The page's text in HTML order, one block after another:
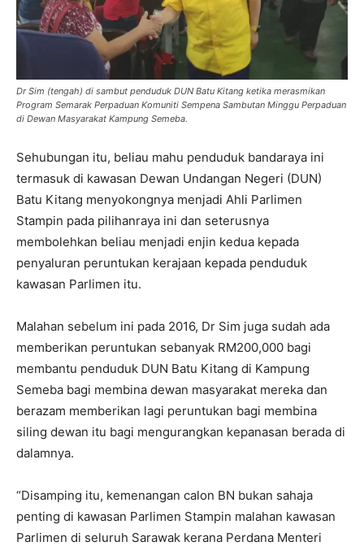
Dr Sim (tengah) di sambut penduduk DUN Batu Kitang ketika merasmikan
Program Semarak Perpaduan Komuniti Sempena Sambutan Minggu Perpaduan
di Dewan Masyarakat Kampung Semeba.
Sehubungan itu, beliau mahu penduduk bandaraya ini
termasuk di kawasan Dewan Undangan Negeri (DUN)
Batu Kitang menyokongnya menjadi Ahli Parlimen
Stampin pada pilihanraya ini dan seterusnya
membolehkan beliau menjadi enjin kedua kepada
penyaluran peruntukan kerajaan kepada penduduk
kawasan Parlimen itu.
Malahan sebelum ini pada 2016, Dr Sim juga sudah ada
memberikan peruntukan sebanyak RM200,000 bagi
membantu penduduk DUN Batu Kitang di Kampung
Semeba bagi membina dewan masyarakat mereka dan
berazam memberikan lagi peruntukan bagi membina
siling dewan itu bagi mengurangkan kepanasan berada di
dalamnya.
“Disamping itu, kemenangan calon BN bukan sahaja
penting di kawasan Parlimen Stampin malahan kawasan
Parlimen di seluruh Sarawak kerana Perdana Menteri